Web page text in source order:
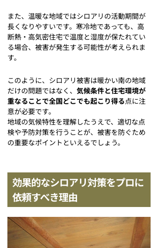
また、温暖な地域ではシロアリの活動期間が
長くなりやすいです。寒冷地であっても、高
断熱・高気密住宅で温度と湿度が保たれてい
る場合、被害が発生する可能性が考えられま
す。
このように、シロアリ被害は暖かい南の地域
だけの問題ではなく、 気候条件と住宅環境が
重なることで全国どこでも起こり得る点に注
意が必要です。
地域の気候特性を理解したうえで、適切な点
検や予防対策を行うことが、被害を防ぐため
の重要なポイントといえるでしょう。
効果的なシロアリ対策をプロに
依頼すべき理由